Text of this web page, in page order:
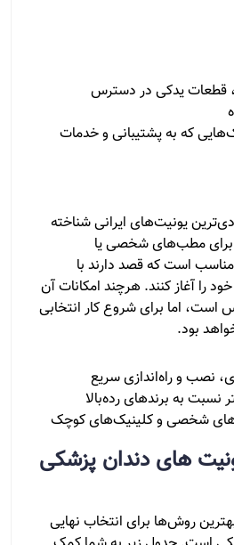
قطعات یدکی در دسترس
که به پشتیبانی و خدمات
یونیت‌های ایرانی شناخته
مطب‌های شخصی یا
است که قصد دارند با
را آغاز کنند. هرچند امکانات آن
است، اما برای شروع کار انتخابی
بود.
نصب و راه‌اندازی سریع
نسبت به برندهای رده‌بالا
شخصی و کلینیک‌های کوچک
های دندان پزشکی
روش‌ها برای انتخاب نهایی